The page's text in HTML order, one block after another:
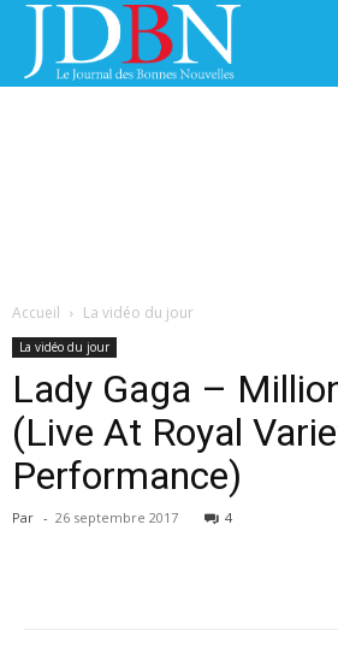
Accueil La vidéo du jour
La vidéo du jour
Lady Gaga –
(Live At Royal
Performance)
Par - 26 septembre 2017 4